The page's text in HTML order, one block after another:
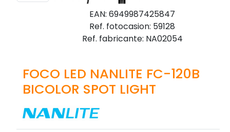
EAN: 6949987425847
Ref. fotocasion: 59128
Ref. fabricante: NA02054
FOCO LED NANLITE FC-120B
BICOLOR SPOT LIGHT